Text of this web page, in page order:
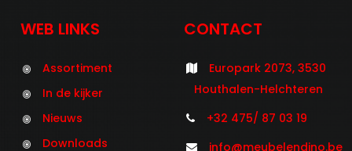
WEB LINKS
Assortiment
In de kijker
Nieuws
Downloads
CONTACT
Europark 2073, 3530
Houthalen-Helchteren
+32 475/ 87 03 19
info@meubelendino.be